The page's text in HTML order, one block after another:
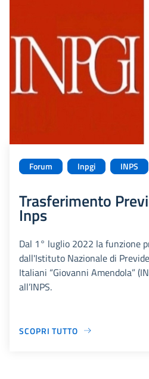
Forum Inpgi INPS
Trasferimento
Inps
Dal 1° luglio 2022 la funzione
dall'Istituto Nazionale di
Italiani “Giovanni Amendola”
all’INPS.
SCOPRI TUTTO